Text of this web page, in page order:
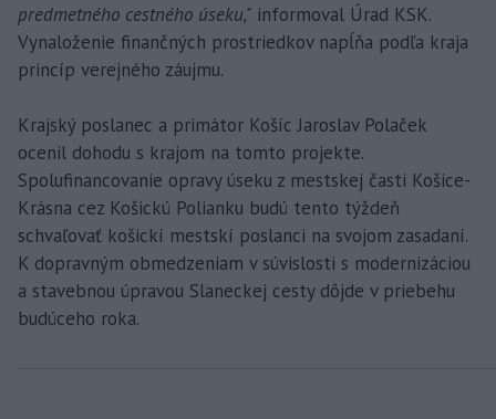
predmetného cestného úseku," informoval Úrad KSK.
Vynaloženie finančných prostriedkov napĺňa podľa kraja
princíp verejného záujmu.
Krajský poslanec a primátor Košíc Jaroslav Polaček
ocenil dohodu s krajom na tomto projekte.
Spolufinancovanie opravy úseku z mestskej časti Košice-
Krásna cez Košickú Polianku budú tento týždeň
schvaľovať košickí mestskí poslanci na svojom zasadaní.
K dopravným obmedzeniam v súvislosti s modernizáciou
a stavebnou úpravou Slaneckej cesty dôjde v priebehu
budúceho roka.